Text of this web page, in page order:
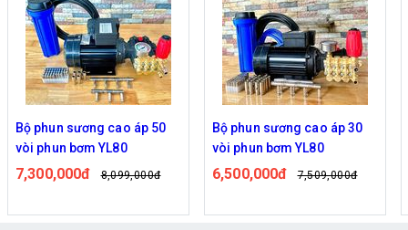
Bộ phun sương cao áp 50
vòi phun bơm YL80
7,300,000đ 8,099,000đ
Bộ phun sương cao áp 30
vòi phun bơm YL80
6,500,000đ 7,509,000đ